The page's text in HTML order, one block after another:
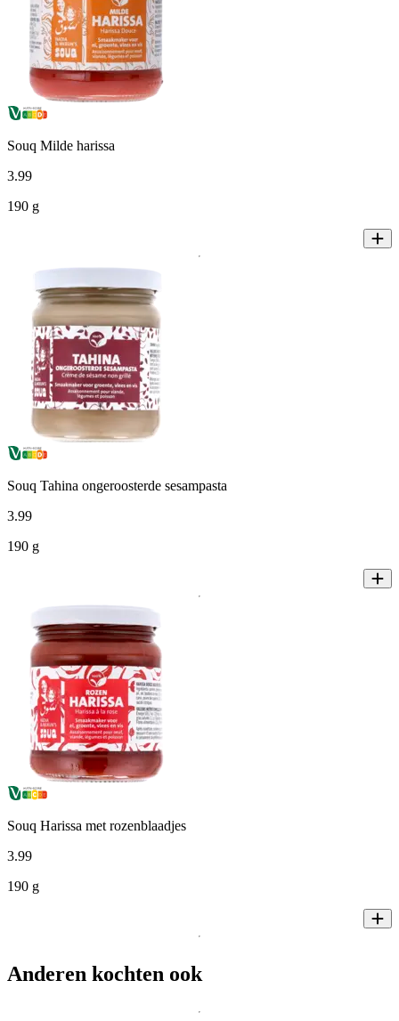
Souq Milde harissa
3.99
190 g
Souq Tahina ongeroosterde sesampasta
3.99
190 g
Souq Harissa met rozenblaadjes
3.99
190 g
Anderen kochten ook